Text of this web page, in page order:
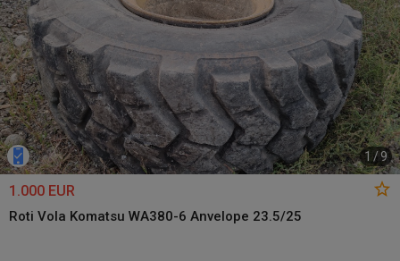
1 /9
1.000 EUR
Roti Vola Komatsu WA380-6 Anvelope 23.5/25